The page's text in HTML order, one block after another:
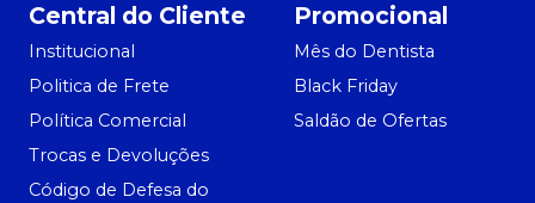
Central do Cliente
Institucional
Politica de Frete
Política Comercial
Trocas e Devoluções
Código de Defesa do
Promocional
Mês do Dentista
Black Friday
Saldão de Ofertas